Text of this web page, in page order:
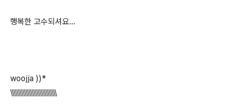
행복한 고수되셔요...
woojja ))*
\\\\\\\\\\\\\\\\\\\\\\\\\\\\\\